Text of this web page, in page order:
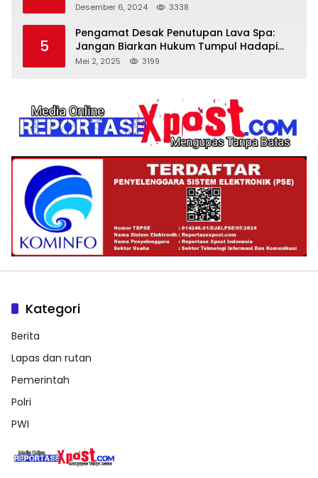
Desember 6, 2024 3338
5
Pengamat Desak Penutupan Lava Spa:
Jangan Biarkan Hukum Tumpul Hadapi
‘Spa Berkedok
Mei 2, 2025 3199
Kategori
Berita
Lapas dan rutan
Pemerintah
Polri
PWI